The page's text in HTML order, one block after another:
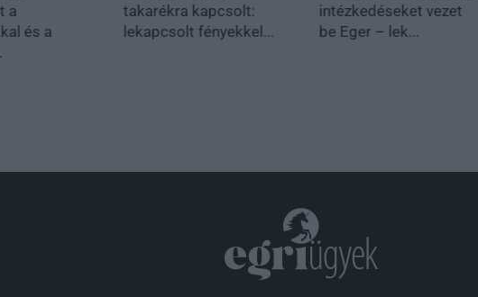
a
és a
takarékra kapcsolt:
lekapcsolt fényekkel...
intézkedéseket vezet
be Eger – lek...